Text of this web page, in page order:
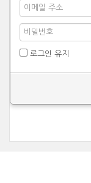
로그인 유지